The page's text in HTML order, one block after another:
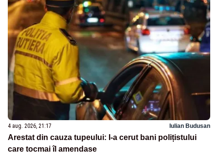
4 aug. 2026, 21:17 Iulian Budusan
Arestat din cauza tupeului: I-a cerut bani polițistului
care tocmai îl amendase